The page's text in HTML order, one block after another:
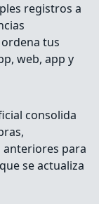
registros a
tus
web, app y
consolida
anteriores para
se actualiza